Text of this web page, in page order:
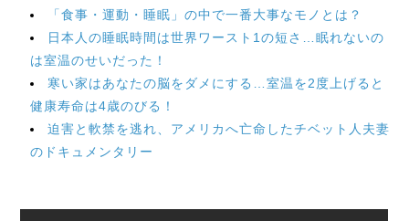
「食事・運動・睡眠」の中で一番大事なモノとは？
日本人の睡眠時間は世界ワースト1の短さ…眠れないの
は室温のせいだった！
寒い家はあなたの脳をダメにする…室温を2度上げると
健康寿命は4歳のびる！
迫害と軟禁を逃れ、アメリカへ亡命したチベット人夫妻
のドキュメンタリー